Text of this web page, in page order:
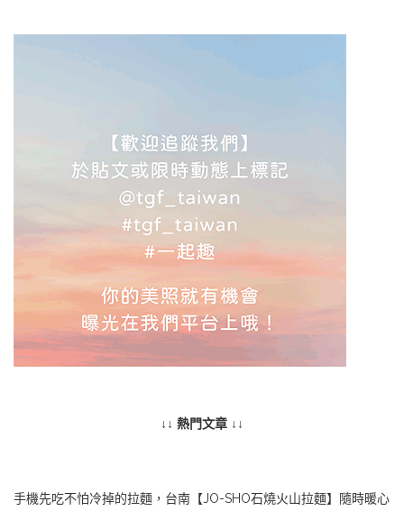
↓↓ 熱門文章 ↓↓
手機先吃不怕冷掉的拉麵，台南【JO-SHO石燒火山拉麵】隨時暖心